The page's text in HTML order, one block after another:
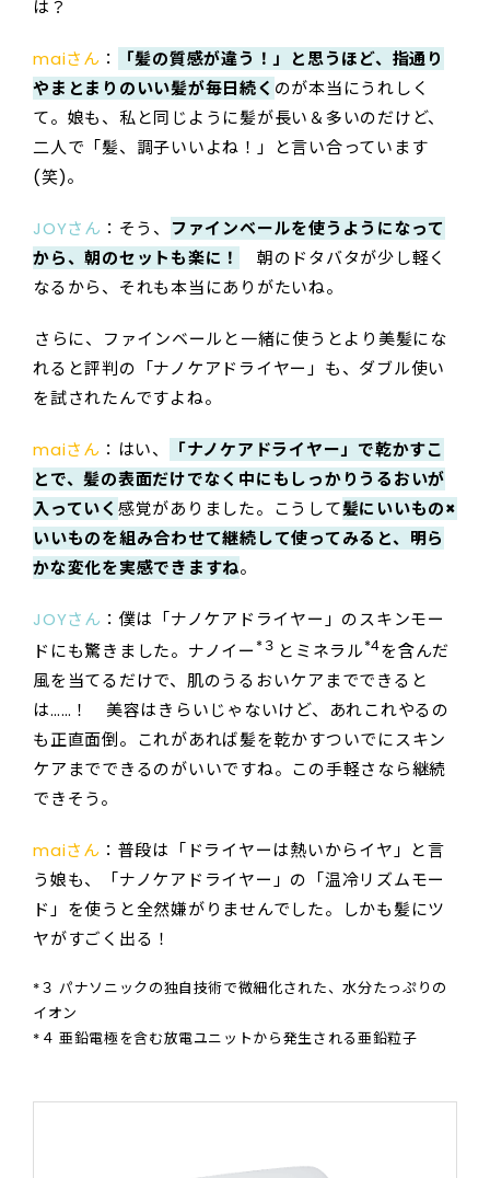
は？
maiさん ：
「髪の質感が違う！」と思うほど、指通り
やまとまりのいい髪が毎日続く のが本当にうれしく
て。娘も、私と同じように髪が長い＆多いのだけど、
二人で「髪、調子いいよね！」と言い合っています
(笑)。
JOYさん ：そう、
ファインベールを使うようになって
から、朝のセットも楽に！
朝のドタバタが少し軽く
なるから、それも本当にありがたいね。
――さらに、ファインベールと一緒に使うとより美髪にな
れると評判の「ナノケアドライヤー」も、ダブル使い
を試されたんですよね。
maiさん ：はい、
「ナノケアドライヤー」で乾かすこ
とで、髪の表面だけでなく中にもしっかりうるおいが
入っていく 感覚がありました。こうして髪にいいもの×
いいものを組み合わせて継続して使ってみると、明ら
かな変化を実感できますね。
JOYさん ：僕は「ナノケアドライヤー」のスキンモー
ドにも驚きました。ナノイー *３ とミネラル*4を含んだ
風を当てるだけで、肌のうるおいケアまでできると
は……！ 美容はきらいじゃないけど、あれこれやるの
も正直面倒。これがあれば髪を乾かすついでにスキン
ケアまでできるのがいいですね。この手軽さなら継続
できそう。
maiさん ：普段は「ドライヤーは熱いからイヤ」と言
う娘も、「ナノケアドライヤー」の「温冷リズムモー
ド」を使うと全然嫌がりませんでした。しかも髪にツ
ヤがすごく出る！
*３ パナソニックの独自技術で微細化された、水分たっぷりの
イオン
*４ 亜鉛電極を含む放電ユニットから発生される亜鉛粒子